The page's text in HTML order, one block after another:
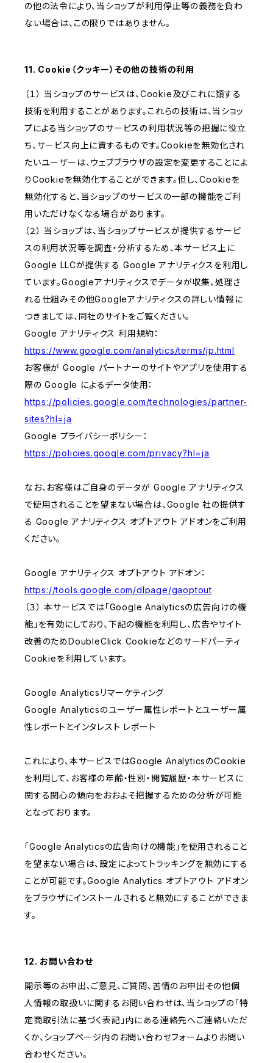
の他の法令により、当ショップが利用停止等の義務を負わ
ない場合は、この限りではありません。
11. Cookie（クッキー）その他の技術の利用
（１） 当ショップのサービスは、Cookie及びこれに類する
技術を利用することがあります。これらの技術は、当ショッ
プによる当ショップのサービスの利用状況等の把握に役立
ち、サービス向上に資するものです。Cookieを無効化され
たいユーザーは、ウェブブラウザの設定を変更することによ
りCookieを無効化することができます。但し、Cookieを
無効化すると、当ショップのサービスの一部の機能をご利
用いただけなくなる場合があります。
（２） 当ショップは、当ショップサービスが提供するサービ
スの利用状況等を調査・分析するため、本サービス上に
Google LLCが提供する Google アナリティクスを利用し
ています。Googleアナリティクスでデータが収集、処理さ
れる仕組みその他Googleアナリティクスの詳しい情報に
つきましては、同社のサイトをご覧ください。
Google アナリティクス 利用規約：
https://www.google.com/analytics/terms/jp.html
お客様が Google パートナーのサイトやアプリを使用する
際の Google によるデータ使用：
https://policies.google.com/technologies/partner-
sites?hl=ja
Google プライバシーポリシー：
https://policies.google.com/privacy?hl=ja
なお、お客様はご自身のデータが Google アナリティクス
で使用されることを望まない場合は、Google 社の提供す
る Google アナリティクス オプトアウト アドオンをご利用
ください。
Google アナリティクス オプトアウト アドオン：
https://tools.google.com/dlpage/gaoptout
（３） 本サービスでは「Google Analyticsの広告向けの機
能」を有効にしており、下記の機能を利用し、広告やサイト
改善のためDoubleClick Cookieなどのサードパーティ
Cookieを利用しています。
Google Analyticsリマーケティング
Google Analyticsのユーザー属性レポートとユーザー属
性レポートとインタレスト レポート
これにより、本サービスではGoogle AnalyticsのCookie
を利用して、お客様の年齢・性別・閲覧履歴・本サービスに
関する関心の傾向をおおよそ把握するための分析が可能
となっております。
「Google Analyticsの広告向けの機能」を使用されること
を望まない場合は、設定によってトラッキングを無効にする
ことが可能です。Google Analytics オプトアウト アドオン
をブラウザにインストールされると無効にすることができま
す。
12. お問い合わせ
開示等のお申出、ご意見、ご質問、苦情のお申出その他個
人情報の取扱いに関するお問い合わせは、当ショップの「特
定商取引法に基づく表記」内にある連絡先へご連絡いただ
くか、ショップページ内のお問い合わせフォームよりお問い
合わせください。